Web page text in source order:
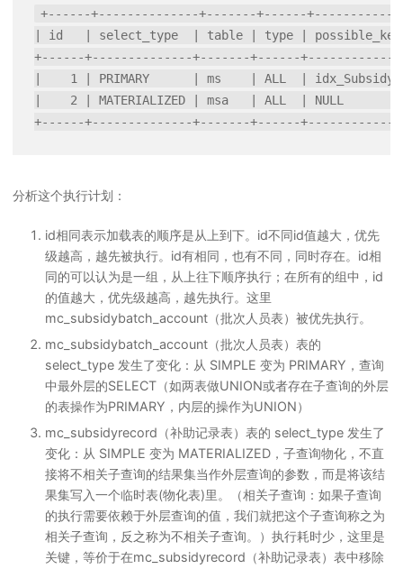
+------+--------------+-------+------
| id   | select_type  | table | type |
+------+--------------+-------+------
|    1 | PRIMARY      | ms    | ALL  |
|    2 | MATERIALIZED | msa   | ALL  |
分析这个执行计划：
id相同表示加载表的顺序是从上到下。id不同id值越大，优先
级越高，越先被执行。id有相同，也有不同，同时存在。id相
同的可以认为是一组，从上往下顺序执行；在所有的组中，id
的值越大，优先级越高，越先执行。这里
mc_subsidybatch_account（批次人员表）被优先执行。
mc_subsidybatch_account（批次人员表）表的
select_type 发生了变化：从 SIMPLE 变为 PRIMARY，查询
中最外层的SELECT（如两表做UNION或者存在子查询的外层
的表操作为PRIMARY，内层的操作为UNION）
mc_subsidyrecord（补助记录表）表的 select_type 发生了
变化：从 SIMPLE 变为 MATERIALIZED，子查询物化，不直
接将不相关子查询的结果集当作外层查询的参数，而是将该结
果集写入一个临时表(物化表)里。（相关子查询：如果子查询
的执行需要依赖于外层查询的值，我们就把这个子查询称之为
相关子查询，反之称为不相关子查询。）执行耗时少，这里是
关键，等价于在mc_subsidyrecord（补助记录表）表中移除